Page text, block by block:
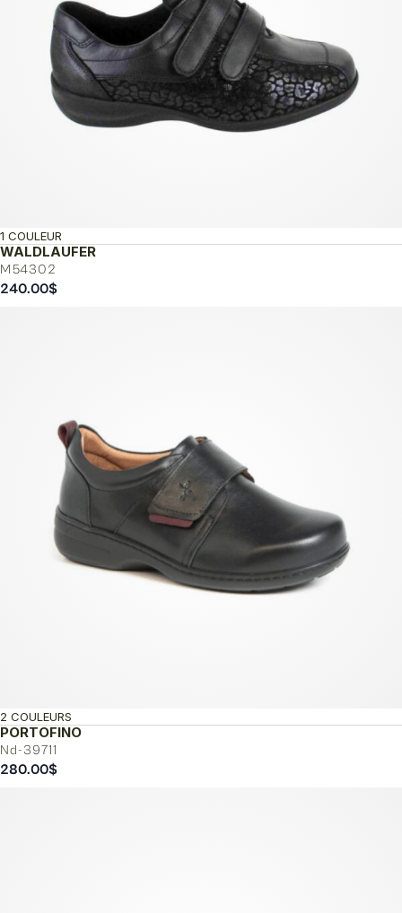
WALDLAUFER
M54302
1 COULEUR
240.00$
PORTOFINO
Nd-39711
2 COULEURS
280.00$